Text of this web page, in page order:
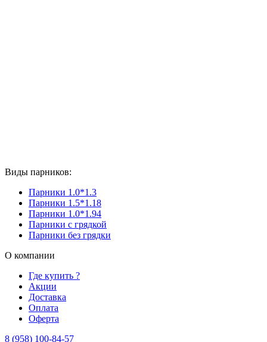
Виды парников:
Парники 1.0*1.3
Парники 1.5*1.18
Парники 1.0*1.94
Парники с грядкой
Парники без грядки
О компании
Где купить ?
Акции
Доставка
Оплата
Оферта
8 (958) 100-84-57